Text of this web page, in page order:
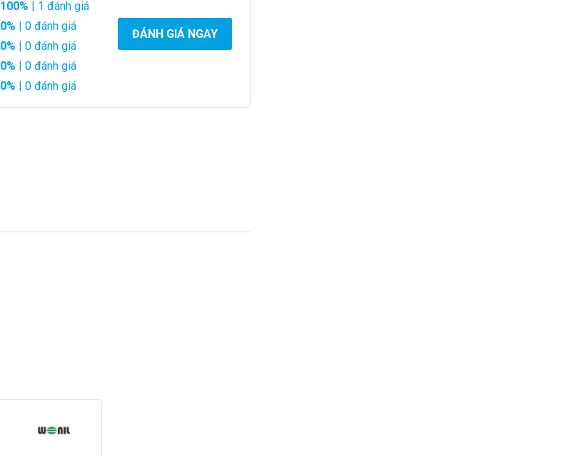
100% | 1 đánh giá
0% | 0 đánh giá
0% | 0 đánh giá
0% | 0 đánh giá
0% | 0 đánh giá
ĐÁNH GIÁ NGAY